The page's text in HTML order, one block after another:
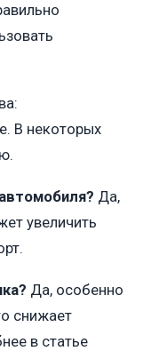
В некоторых
Да,
увеличить
Да, особенно
снижает
в статье